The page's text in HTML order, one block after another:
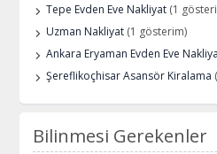
Tepe Evden Eve Nakliyat (1
Uzman Nakliyat (1 gösterim)
Ankara Eryaman Evden Eve
Şereflikoçhisar Asansör Kiralama
Bilinmesi Gerekenler